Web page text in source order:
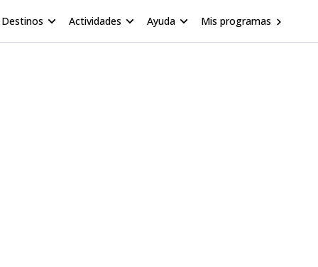
Destinos Actividades Ayuda Mis programas